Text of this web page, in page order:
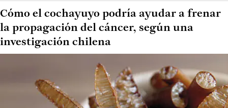
Cómo el cochayuyo podría ayudar a frenar
la propagación del cáncer, según una
investigación chilena